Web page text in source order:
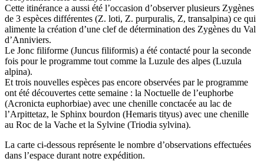
Cette itinérance a aussi été l’occasion d’observer plusieurs Zygènes
de 3 espèces différentes (Z. loti, Z. purpuralis, Z, transalpina) ce qui
alimente la création d’une clef de détermination des Zygènes du Val
d’Anniviers.
Le Jonc filiforme (Juncus filiformis) a été contacté pour la seconde
fois pour le programme tout comme la Luzule des alpes (Luzula
alpina).
Et trois nouvelles espèces pas encore observées par le programme
ont été découvertes cette semaine : la Noctuelle de l’euphorbe
(Acronicta euphorbiae) avec une chenille conctacée au lac de
l’Arpittetaz, le Sphinx bourdon (Hemaris tityus) avec une chenille
au Roc de la Vache et la Sylvine (Triodia sylvina).
La carte ci-dessous représente le nombre d’observations effectuées
dans l’espace durant notre expédition.